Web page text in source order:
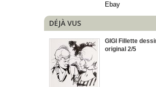
DÉJÀ VUS
GIGI Fillette
original 2/5